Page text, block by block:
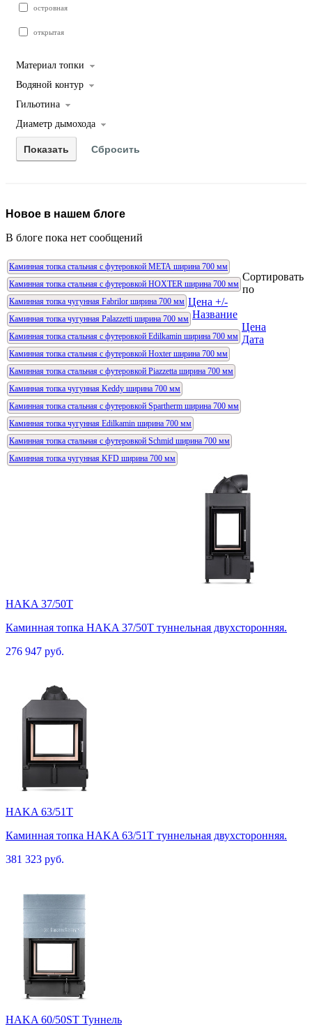
островная
открытая
Материал топки
Водяной контур
Гильотина
Диаметр дымохода
Новое в нашем блоге
В блоге пока нет сообщений
Каминная топка стальная с футеровкой МЕТА ширина 700 мм
Каминная топка стальная с футеровкой HOXTER ширина 700 мм
Каминная топка чугунная Fabrilor ширина 700 мм
Каминная топка чугунная Palazzetti ширина 700 мм
Каминная топка стальная с футеровкой Edilkamin ширина 700 мм
Каминная топка стальная с футеровкой Hoxter ширина 700 мм
Каминная топка стальная с футеровкой Piazzetta ширина 700 мм
Каминная топка чугунная Keddy ширина 700 мм
Каминная топка стальная с футеровкой Spartherm ширина 700 мм
Каминная топка чугунная Edilkamin ширина 700 мм
Каминная топка стальная с футеровкой Schmid ширина 700 мм
Каминная топка чугунная KFD ширина 700 мм
Сортировать
по
Цена +/-
Название
Цена
Дата
HAKA 37/50T
Каминная топка HAKA 37/50T туннельная двухсторонняя.
276 947 руб.
HAKA 63/51T
Каминная топка HAKA 63/51T туннельная двухсторонняя.
381 323 руб.
HAKA 60/50ST Туннель